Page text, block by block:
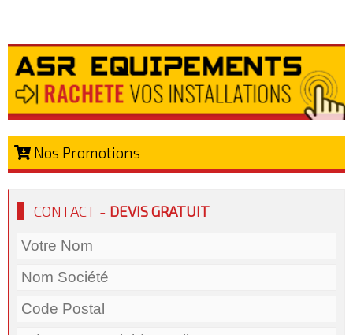
Nos Promotions
CONTACT - DEVIS GRATUIT